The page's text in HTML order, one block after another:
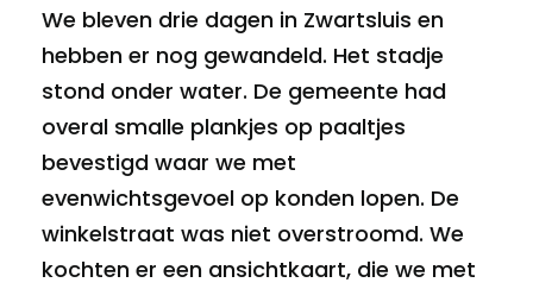
We bleven drie dagen in Zwartsluis en
hebben er nog gewandeld. Het stadje
stond onder water. De gemeente had
overal smalle plankjes op paaltjes
bevestigd waar we met
evenwichtsgevoel op konden lopen. De
winkelstraat was niet overstroomd. We
kochten er een ansichtkaart, die we met